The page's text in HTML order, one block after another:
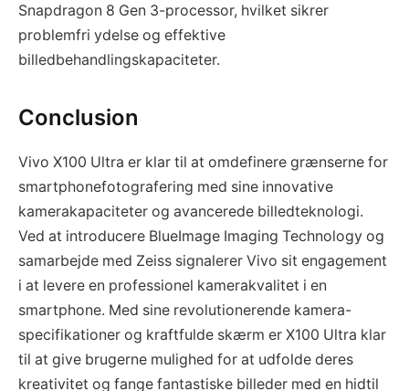
Snapdragon 8 Gen 3-processor, hvilket sikrer
problemfri ydelse og effektive
billedbehandlingskapaciteter.
Conclusion
Vivo X100 Ultra er klar til at omdefinere grænserne for
smartphonefotografering med sine innovative
kamerakapaciteter og avancerede billedteknologi.
Ved at introducere BlueImage Imaging Technology og
samarbejde med Zeiss signalerer Vivo sit engagement
i at levere en professionel kamerakvalitet i en
smartphone. Med sine revolutionerende kamera-
specifikationer og kraftfulde skærm er X100 Ultra klar
til at give brugerne mulighed for at udfolde deres
kreativitet og fange fantastiske billeder med en hidtil